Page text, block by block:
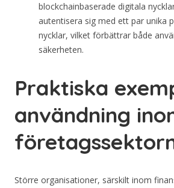
blockchainbaserade digitala
autentisera sig med ett par unika
nycklar, vilket förbättrar både
säkerheten.
Praktiska
användning
Större organisationer, särskilt inom